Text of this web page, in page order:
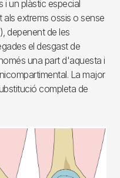
i un plàstic especial
als extrems ossis o sense
depenent de les
el desgast de
una part d'aquesta i
La major
completa de